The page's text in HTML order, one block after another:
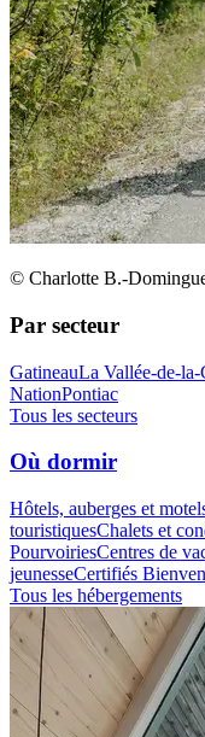
© Charlotte B.-
Par secteur
GatineauLa Vallée-de-la-
NationPontiac
Tous les secteurs
Où dormir
Hôtels, auberges et
touristiquesChalets et
PourvoiriesCentres de
jeunesseCertifiés
Tous les hébergements